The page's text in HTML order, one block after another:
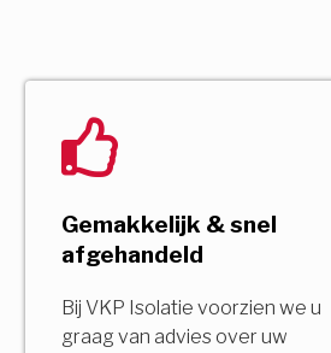
Gemakkelijk & snel
afgehandeld
Bij VKP Isolatie voorzien we u
graag van advies over uw